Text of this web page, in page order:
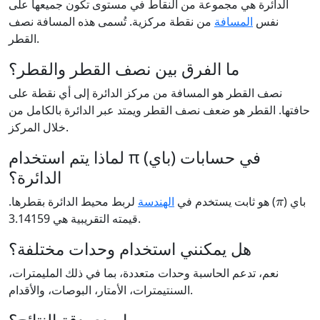
الدائرة هي مجموعة من النقاط في مستوى تكون جميعها على
نفس المسافة من نقطة مركزية. تُسمى هذه المسافة نصف
القطر.
ما الفرق بين نصف القطر والقطر؟
نصف القطر هو المسافة من مركز الدائرة إلى أي نقطة على
حافتها. القطر هو ضعف نصف القطر ويمتد عبر الدائرة بالكامل من
خلال المركز.
لماذا يتم استخدام π (باي) في حسابات
الدائرة؟
باي ( ) هو ثابت يستخدم في الهندسة لربط محيط الدائرة بقطرها.
قيمته التقريبية هي 3.14159.
هل يمكنني استخدام وحدات مختلفة؟
نعم، تدعم الحاسبة وحدات متعددة، بما في ذلك المليمترات،
السنتيمترات، الأمتار، البوصات، والأقدام.